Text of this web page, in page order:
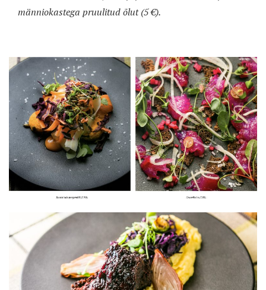
männiokastega pruulitud õlut (5 €).